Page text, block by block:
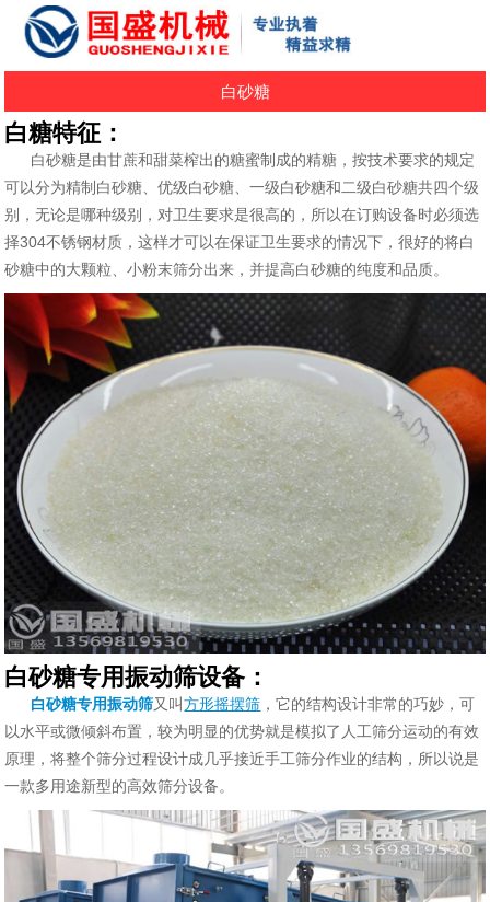
白砂糖
白糖特征：
白砂糖是由甘蔗和甜菜榨出的糖蜜制成的精糖，按技术要求的规定
可以分为精制白砂糖、优级白砂糖、一级白砂糖和二级白砂糖共四个级
别，无论是哪种级别，对卫生要求是很高的，所以在订购设备时必须选
择304不锈钢材质，这样才可以在保证卫生要求的情况下，很好的将白
砂糖中的大颗粒、小粉末筛分出来，并提高白砂糖的纯度和品质。
白砂糖专用振动筛设备：
白砂糖专用振动筛又叫方形摇摆筛 ，它的结构设计非常的巧妙，可
以水平或微倾斜布置，较为明显的优势就是模拟了人工筛分运动的有效
原理，将整个筛分过程设计成几乎接近手工筛分作业的结构，所以说是
一款多用途新型的高效筛分设备。